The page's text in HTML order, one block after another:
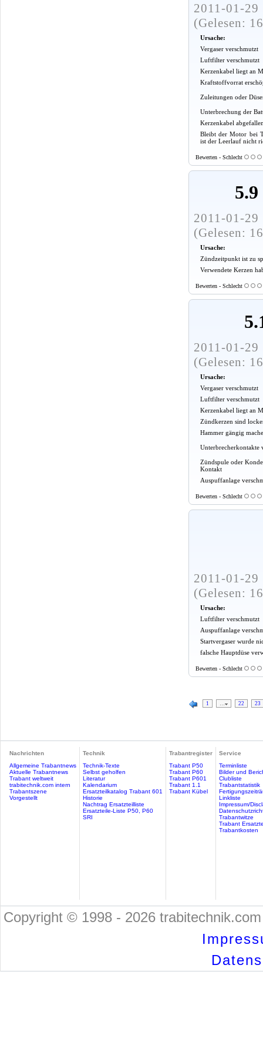
2011-01-
(Gelesen:
Ursache:
Vergaser verschmutzt
Luftfilter verschmutzt
Kerzenkabel liegt an
Kraftstoffvorrat
Zuleitungen oder
Unterbrechung der
Kerzenkabel
Bleibt der Motor bei
ist der Leerlauf nicht
Bewerten - Schlecht
2011-01-
(Gelesen:
Ursache:
Zündzeitpunkt ist zu
Verwendete Kerzen
Bewerten - Schlecht
2011-01-
(Gelesen:
Ursache:
Vergaser verschmutzt
Luftfilter verschmutzt
Kerzenkabel liegt an
Zündkerzen sind
Hammer gängig
Unterbrecherkontakte
Zündspule oder
Kontakt
Auspuffanlage
Bewerten - Schlecht
2011-01-
(Gelesen:
Ursache:
Luftfilter verschmutzt
Auspuffanlage
Startvergaser wurde
falsche Hauptdüse
Bewerten - Schlecht
1 22 23
Nachrichten
Allgemeine Trabantnews
Aktuelle Trabantnews
Trabant weltweit
trabitechnik.com intern
Trabantszene
Vorgestellt
Technik
Technik-Texte
Selbst geholfen
Literatur
Kalendarium
Ersatzteilkatalog Trabant 601
Historie
Nachtrag Ersatzteilliste
Ersatzteile-Liste P50, P60
SRI
Trabantregister
Trabant P50
Trabant P60
Trabant P601
Trabant 1.1
Trabant Kübel
Service
Terminliste
Bilder und
Clubliste
Trabantstatistik
Linkliste
Impressum/
Trabantwitze
Trabant
Trabantkosten
Copyright © 1998 - 2026